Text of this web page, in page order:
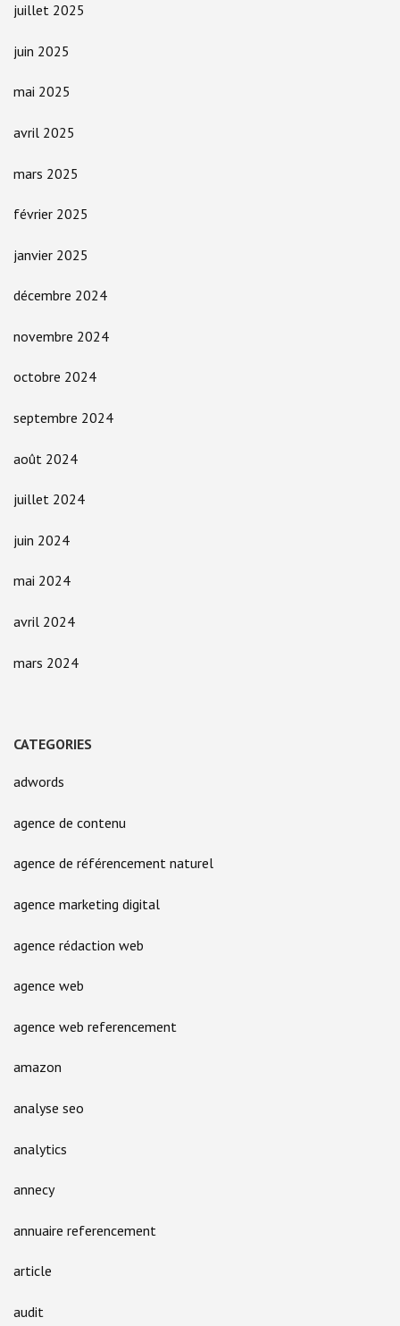
juillet 2025
juin 2025
mai 2025
avril 2025
mars 2025
février 2025
janvier 2025
décembre 2024
novembre 2024
octobre 2024
septembre 2024
août 2024
juillet 2024
juin 2024
mai 2024
avril 2024
mars 2024
CATEGORIES
adwords
agence de contenu
agence de référencement naturel
agence marketing digital
agence rédaction web
agence web
agence web referencement
amazon
analyse seo
analytics
annecy
annuaire referencement
article
audit